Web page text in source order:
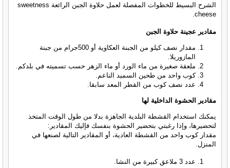
الشرح البسيط للخطوات المفصلة لعمل حلاوة الجبن الرائعة sweetness
cheese.
مقادير عجينة حلاوة الجبن
مقدار نصف كيلو من الجبنة العكاوية أو 500جرام من جبنة
المازوريلا.
ملعقة صغيرة من ماء الورد أو ماء الزهر حسب تسميته في بلدكم.
كوب واحد من طحين السميد الناعم.
عدد نصف كوب من القطر المعد سابقا.
مقادير الحشوة الداخلية لها
يمكنك استخدام القشطة البلدية الجاهزة بدلا من طول الوقت المتخذ
لتحضيرها، وإذا رغبتي بتحضير الحشوة بنفسك فإليك المقادير:
مقدار كوب واحد من القشطة العادية، أو المقادير التالية لصنعها في
المنزل.
عدد 3 ملاعق كبيرة من النشا.